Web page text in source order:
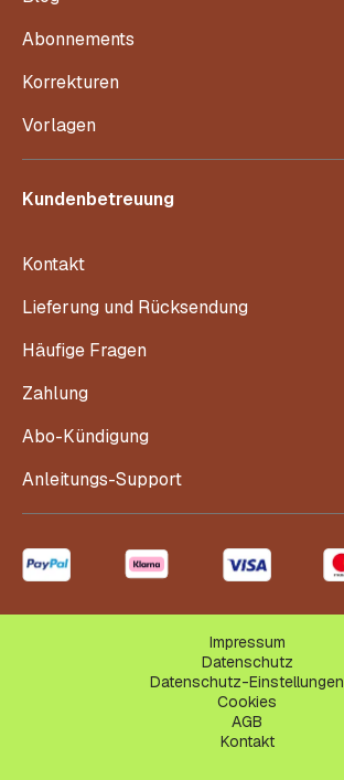
Abonnements
Korrekturen
Vorlagen
Kundenbetreuung
Kontakt
Lieferung und Rücksendung
Häufige Fragen
Zahlung
Abo-Kündigung
Anleitungs-Support
Impressum
Datenschutz
Datenschutz-Einstellungen
Cookies
AGB
Kontakt